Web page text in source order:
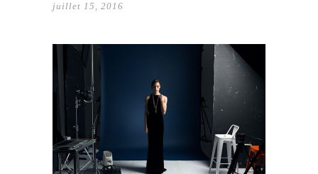
juillet 15, 2016